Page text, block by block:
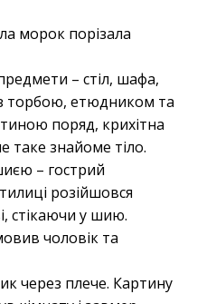
морок порізала
– стіл, шафа,
торбою, етюдником та
поряд, крихітна
таке знайоме тіло.
– гострий
розійшовся
стікаючи у шию.
чоловік та
через плече. Картину